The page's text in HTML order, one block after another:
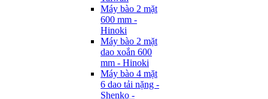
Máy bào 2 mặt
600 mm -
Hinoki
Máy bào 2 mặt
dao xoắn 600
mm - Hinoki
Máy bào 4 mặt
6 dao tải nặng -
Shenko -